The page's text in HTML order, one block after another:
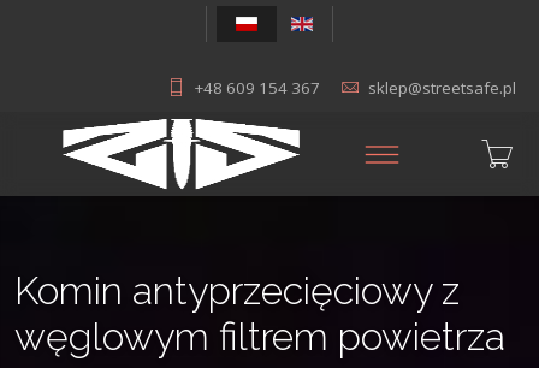
+48 609 154 367 sklep@streetsafe.pl
Komin antyprzecięciowy z
węglowym filtrem powietrza